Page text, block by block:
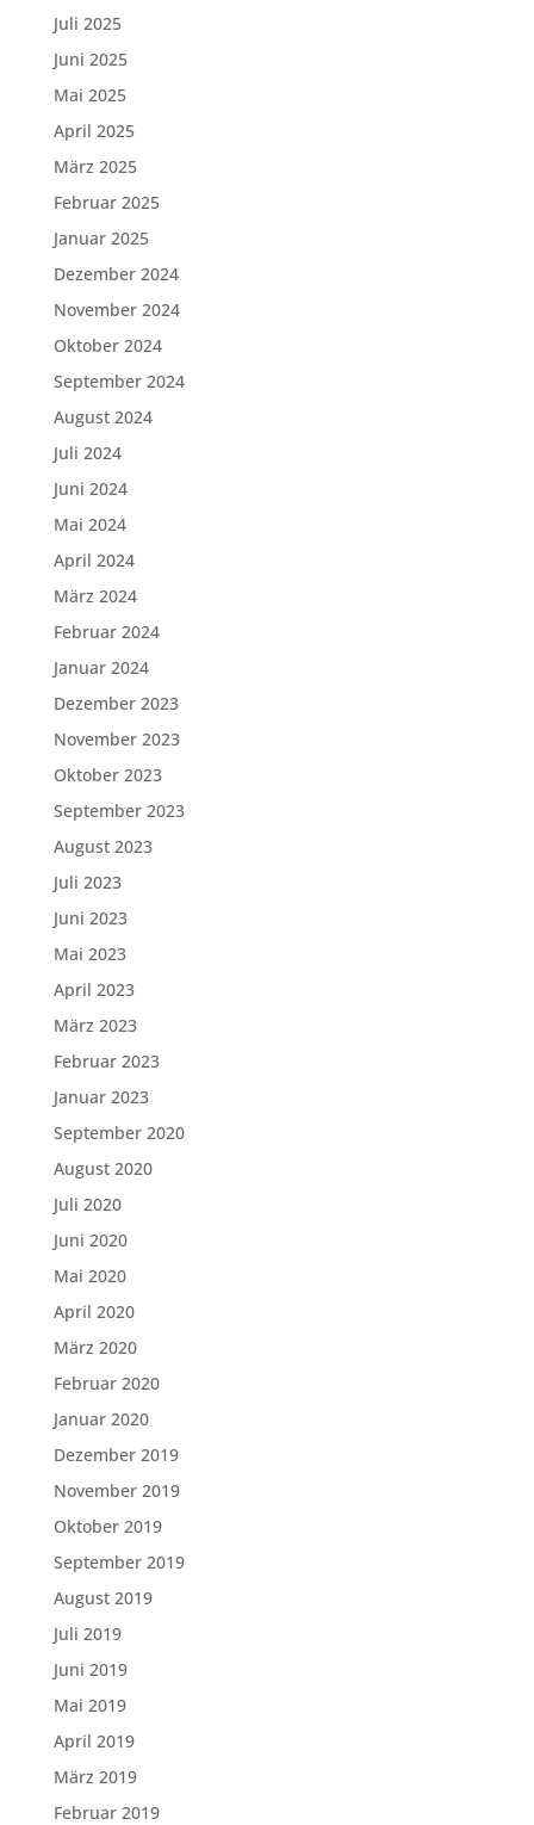
Juli 2025
Juni 2025
Mai 2025
April 2025
März 2025
Februar 2025
Januar 2025
Dezember 2024
November 2024
Oktober 2024
September 2024
August 2024
Juli 2024
Juni 2024
Mai 2024
April 2024
März 2024
Februar 2024
Januar 2024
Dezember 2023
November 2023
Oktober 2023
September 2023
August 2023
Juli 2023
Juni 2023
Mai 2023
April 2023
März 2023
Februar 2023
Januar 2023
September 2020
August 2020
Juli 2020
Juni 2020
Mai 2020
April 2020
März 2020
Februar 2020
Januar 2020
Dezember 2019
November 2019
Oktober 2019
September 2019
August 2019
Juli 2019
Juni 2019
Mai 2019
April 2019
März 2019
Februar 2019